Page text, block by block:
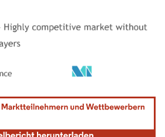
erfordert Namensnennung gemäß